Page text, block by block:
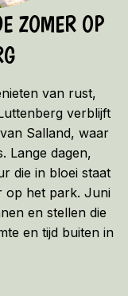
ZOMER OP
van rust,
verblijft
Salland, waar
Lange dagen,
die in bloei staat
op het park. Juni
en stellen die
en tijd buiten in